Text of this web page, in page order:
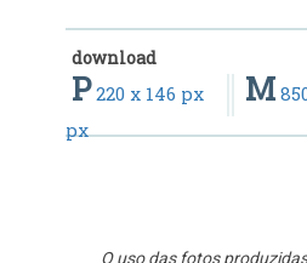
download
P220 x 146 px M
px
O uso das fotos